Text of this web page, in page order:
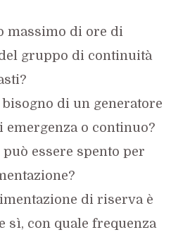
massimo di ore di
gruppo di continuità
di un generatore
emergenza o continuo?
essere spento per
di riserva è
sì, con quale frequenza